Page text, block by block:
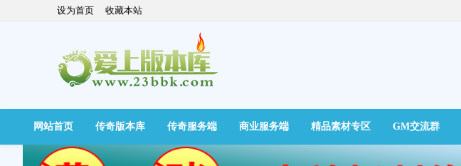
设为首页 收藏本站
快捷导航
网站首页 传奇版本库 传奇服务端 商业服务端 精品素材专区 GM交流群